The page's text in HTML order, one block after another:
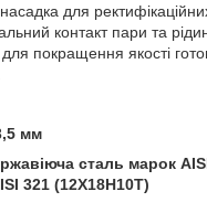
для
контакт пари та
покращення якості
мм
сталь марок
321 (12Х18Н10Т)